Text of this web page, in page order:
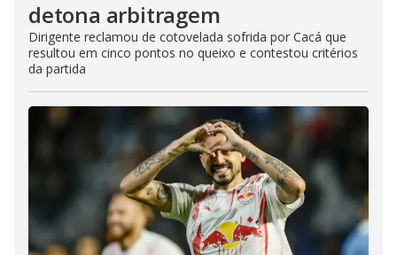
detona arbitragem
Dirigente reclamou de cotovelada sofrida por Cacá que
resultou em cinco pontos no queixo e contestou critérios
da partida